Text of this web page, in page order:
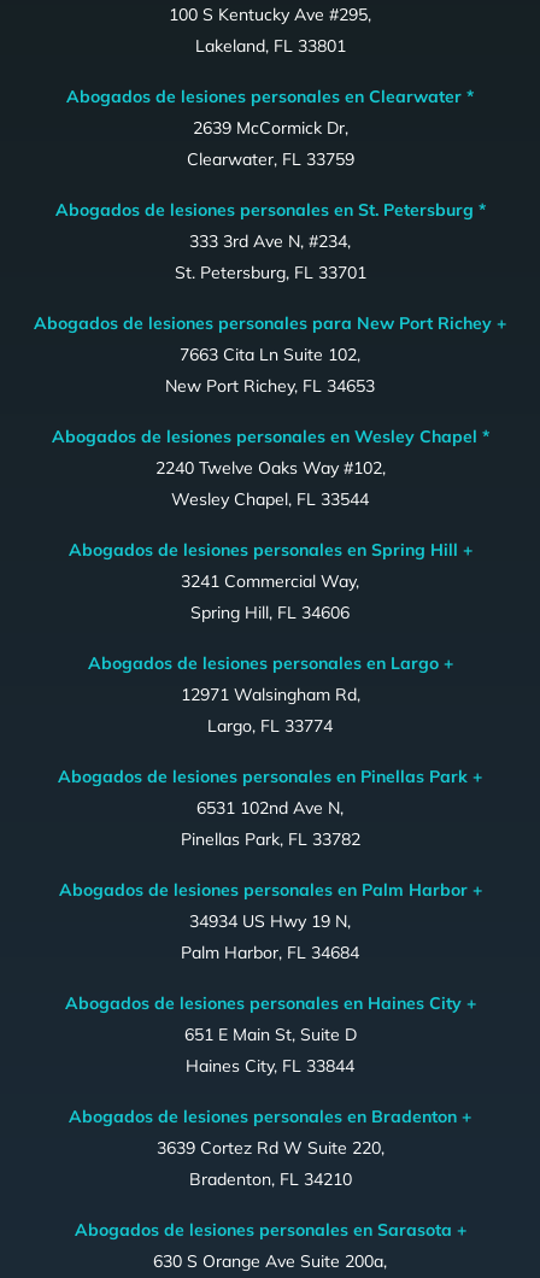
100 S Kentucky Ave #295,
Lakeland, FL 33801
Abogados de lesiones personales en Clearwater *
2639 McCormick Dr,
Clearwater, FL 33759
Abogados de lesiones personales en St. Petersburg *
333 3rd Ave N, #234,
St. Petersburg, FL 33701
Abogados de lesiones personales para New Port Richey +
7663 Cita Ln Suite 102,
New Port Richey, FL 34653
Abogados de lesiones personales en Wesley Chapel *
2240 Twelve Oaks Way #102,
Wesley Chapel, FL 33544
Abogados de lesiones personales en Spring Hill +
3241 Commercial Way,
Spring Hill, FL 34606
Abogados de lesiones personales en Largo +
12971 Walsingham Rd,
Largo, FL 33774
Abogados de lesiones personales en Pinellas Park +
6531 102nd Ave N,
Pinellas Park, FL 33782
Abogados de lesiones personales en Palm Harbor +
34934 US Hwy 19 N,
Palm Harbor, FL 34684
Abogados de lesiones personales en Haines City +
651 E Main St, Suite D
Haines City, FL 33844
Abogados de lesiones personales en Bradenton +
3639 Cortez Rd W Suite 220,
Bradenton, FL 34210
Abogados de lesiones personales en Sarasota +
630 S Orange Ave Suite 200a,